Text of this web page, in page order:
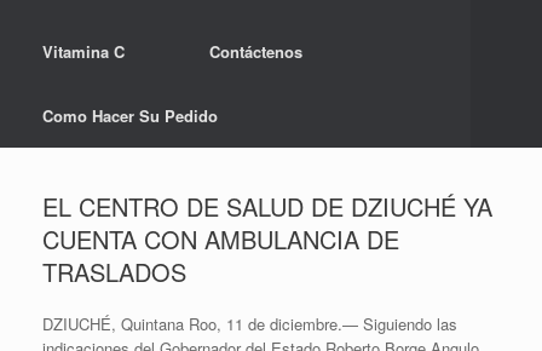
Vitamina C Contáctenos
Como Hacer Su Pedido
EL CENTRO DE SALUD DE DZIUCHÉ YA
CUENTA CON AMBULANCIA DE
TRASLADOS
DZIUCHÉ, Quintana Roo, 11 de diciembre.— Siguiendo las